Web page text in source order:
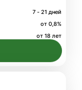
7 - 21 дней
от 0,8%
от 18 лет